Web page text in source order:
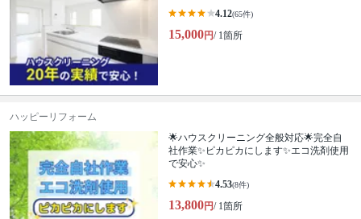
4.12(65件)
15,000円/ 1箇所
ハッピーリフォーム
🌟ハウスクリーニング全般対応🌟完全自
社作業✨️ピカピカにします✨️エコ洗剤使用
で安心✨
4.53(8件)
13,800円/ 1箇所